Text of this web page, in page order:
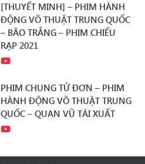
[THUYẾT MINH] – PHIM HÀNH
ĐỘNG VÕ THUẬT TRUNG QUỐC
– BÃO TRẮNG – PHIM CHIẾU
RẠP 2021
PHIM CHUNG TỬ ĐƠN – PHIM
HÀNH ĐỘNG VÕ THUẬT TRUNG
QUỐC – QUAN VŨ TÁI XUẤT